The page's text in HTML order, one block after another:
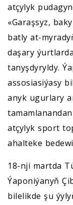
atçylyk
«Garaşsyz,
batly at-
daşary
tanyşdyryldy.
assosiasiýasy
anyk ugurlary
atçylyk sport
ahalteke
18-nji martda
Ýaponiýanyň
bilelikde şu